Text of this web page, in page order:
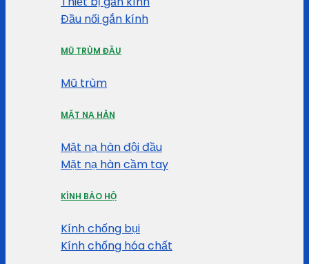
Đầu nối gắn kính
MŨ TRÙM ĐẦU
Mũ trùm
MẶT NẠ HÀN
Mặt nạ hàn đội đầu
Mặt nạ hàn cầm tay
KÍNH BẢO HỘ
Kính chống bụi
Kính chống hóa chất